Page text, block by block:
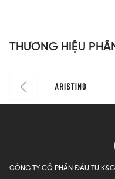
THƯƠNG HIỆU
CÔNG TY CỔ PHẦN ĐẦU TƯ K&G